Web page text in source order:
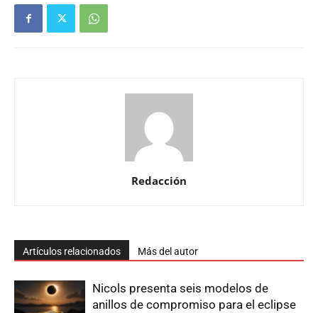
Redacción
Artículos relacionados Más del autor
Nicols presenta seis modelos de
anillos de compromiso para el eclipse